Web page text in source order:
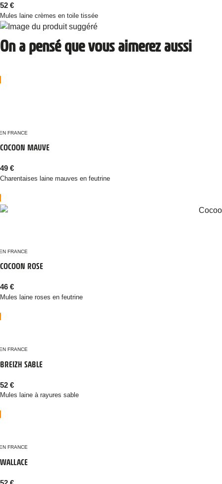
52 €
Mules laine crèmes en toile tissée
On a pensé que vous aimerez aussi
FRANCE
COCOON MAUVE
49 €
Charentaises laine mauves en feutrine
FRANCE
COCOON ROSE
46 €
Mules laine roses en feutrine
FRANCE
BREIZH SABLE
52 €
Mules laine à rayures sable
FRANCE
WALLACE